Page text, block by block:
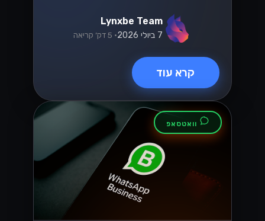
Lynxbe Team
7 ביולי 2026 • 5 דק׳ קריאה
קרא עוד
וואטסאפ